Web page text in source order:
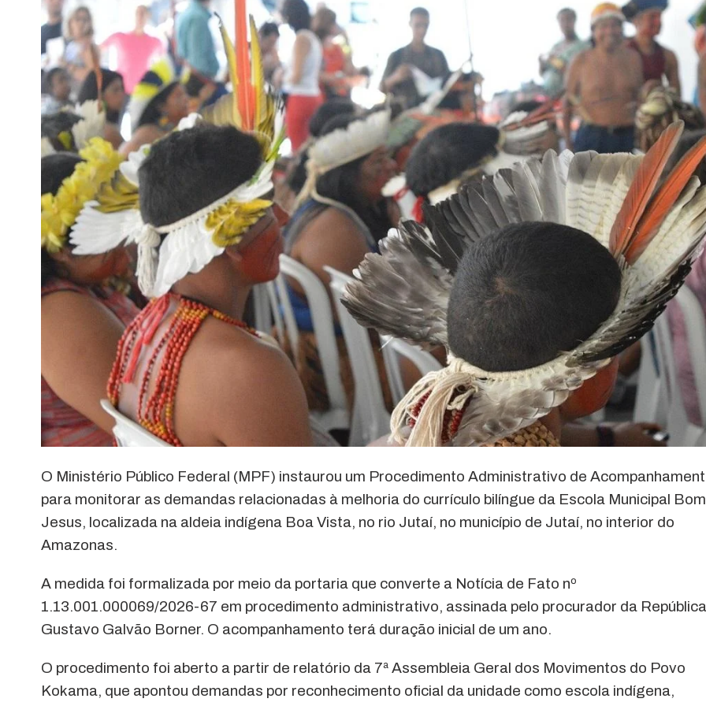
O Ministério Público Federal (MPF) instaurou um Procedimento Administrativo de
para monitorar as demandas relacionadas à melhoria do currículo bilíngue da Escola Municipal Bom
Jesus, localizada na aldeia indígena Boa Vista, no rio Jutaí, no município de Jutaí, no interior do
Amazonas.
A medida foi formalizada por meio da portaria que converte a Notícia de Fato nº
1.13.001.000069/2026-67 em procedimento administrativo, assinada pelo procurador da República
Gustavo Galvão Borner. O acompanhamento terá duração inicial de um ano.
O procedimento foi aberto a partir de relatório da 7ª Assembleia Geral dos Movimentos do Povo
Kokama, que apontou demandas por reconhecimento oficial da unidade como escola indígena,